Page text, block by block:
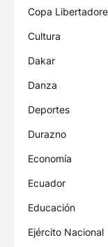
Copa
Cultura
Dakar
Danza
Deportes
Durazno
Economía
Ecuador
Educación
Ejército Nacional